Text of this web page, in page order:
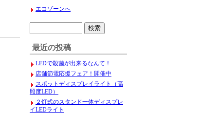
エコゾーンへ
最近の投稿
LEDで殺菌が出来るなんて！
店舗節電応援フェア！開催中
スポットディスプレイライト（高
照度LED）
２灯式のスタンド一体ディスプレ
イLEDライト